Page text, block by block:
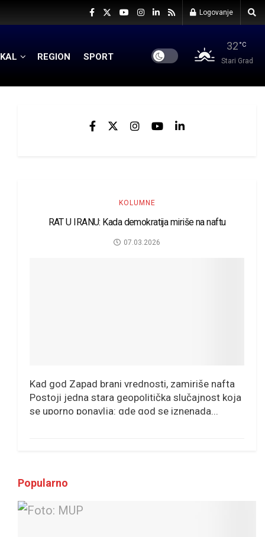
Logovanje
REGION SPORT
32 °C
Stari Grad
KOLUMNE
RAT U IRANU: Kada demokratija miriše na naftu
07.03.2026
Kad god Zapad brani vrednosti, zamiriše nafta
Postoji jedna stara geopolitička slučajnost koja
se uporno ponavlja: gde god se iznenada...
Popularno